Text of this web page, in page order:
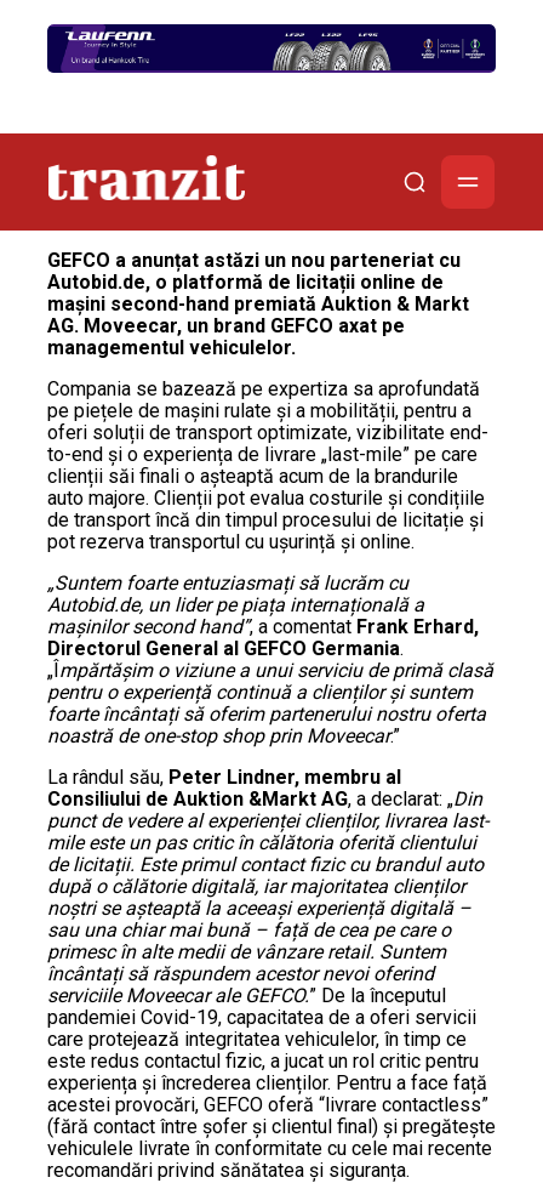
GEFCO a anunțat astăzi un nou parteneriat cu
Autobid.de, o platformă de licitații online de
mașini second-hand premiată Auktion & Markt
AG. Moveecar, un brand GEFCO axat pe
managementul vehiculelor.
Compania se bazează pe expertiza sa aprofundată
pe piețele de mașini rulate și a mobilității, pentru a
oferi soluții de transport optimizate, vizibilitate end-
to-end și o experiența de livrare „last-mile” pe care
clienții săi finali o așteaptă acum de la brandurile
auto majore. Clienții pot evalua costurile și condițiile
de transport încă din timpul procesului de licitație și
pot rezerva transportul cu ușurință și online.
„Suntem foarte entuziasmați să lucrăm cu
Autobid.de, un lider pe piața internațională a
mașinilor second hand”, a comentat Frank Erhard,
Directorul General al GEFCO Germania.
„Împărtășim o viziune a unui serviciu de primă clasă
pentru o experiență continuă a clienților și suntem
foarte încântați să oferim partenerului nostru oferta
noastră de one-stop shop prin Moveecar.”
La rândul său, Peter Lindner, membru al
Consiliului de Auktion &Markt AG, a declarat: „Din
punct de vedere al experienței clienților, livrarea last-
mile este un pas critic în călătoria oferită clientului
de licitații. Este primul contact fizic cu brandul auto
după o călătorie digitală, iar majoritatea clienților
noștri se așteaptă la aceeași experiență digitală –
sau una chiar mai bună – față de cea pe care o
primesc în alte medii de vânzare retail. Suntem
încântați să răspundem acestor nevoi oferind
serviciile Moveecar ale GEFCO.” De la începutul
pandemiei Covid-19, capacitatea de a oferi servicii
care protejează integritatea vehiculelor, în timp ce
este redus contactul fizic, a jucat un rol critic pentru
experiența și încrederea clienților. Pentru a face față
acestei provocări, GEFCO oferă “livrare contactless”
(fără contact între șofer și clientul final) și pregătește
vehiculele livrate în conformitate cu cele mai recente
recomandări privind sănătatea și siguranța.